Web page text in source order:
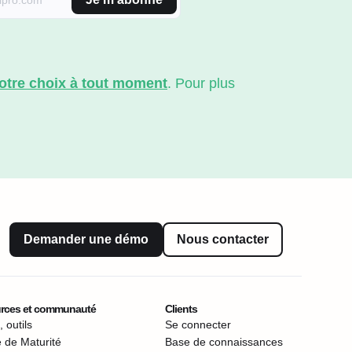
choix à tout moment. Pour plus
Demander une démo Nous contacter
et communauté
outils
de Maturité
Clients
Se connecter
Base de connaissances